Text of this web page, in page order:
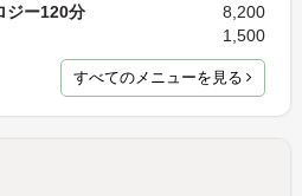
ジー120分
8,200
1,500
すべてのメニューを見る